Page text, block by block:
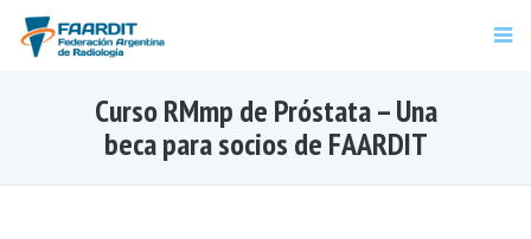
Curso RMmp de Próstata – Una
beca para socios de FAARDIT